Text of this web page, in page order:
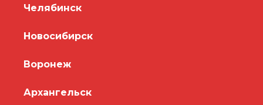
Челябинск
Новосибирск
Воронеж
Архангельск